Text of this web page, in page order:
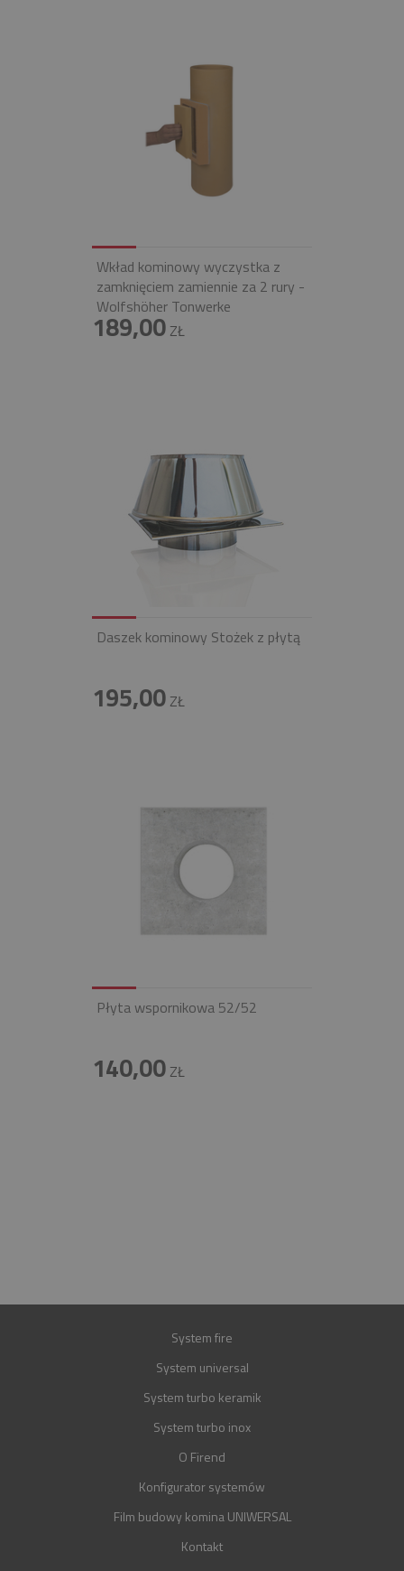
Wkład kominowy wyczystka z
zamknięciem zamiennie za 2 rury -
Wolfshöher Tonwerke
189,00ZŁ
Daszek kominowy Stożek z płytą
195,00ZŁ
Płyta wspornikowa 52/52
140,00ZŁ
System fire
System universal
System turbo keramik
System turbo inox
O Firend
Konfigurator systemów
Film budowy komina UNIWERSAL
Kontakt